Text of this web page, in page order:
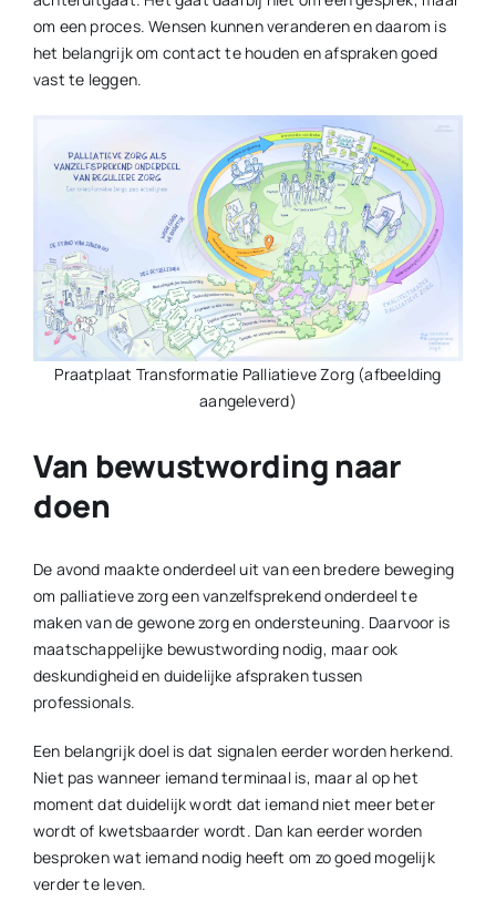
om een proces. Wensen kunnen veranderen en daarom is
het belangrijk om contact te houden en afspraken goed
vast te leggen.
Praatplaat Transformatie Palliatieve Zorg (afbeelding
aangeleverd)
Van bewustwording naar
doen
De avond maakte onderdeel uit van een bredere beweging
om palliatieve zorg een vanzelfsprekend onderdeel te
maken van de gewone zorg en ondersteuning. Daarvoor is
maatschappelijke bewustwording nodig, maar ook
deskundigheid en duidelijke afspraken tussen
professionals.
Een belangrijk doel is dat signalen eerder worden herkend.
Niet pas wanneer iemand terminaal is, maar al op het
moment dat duidelijk wordt dat iemand niet meer beter
wordt of kwetsbaarder wordt. Dan kan eerder worden
besproken wat iemand nodig heeft om zo goed mogelijk
verder te leven.